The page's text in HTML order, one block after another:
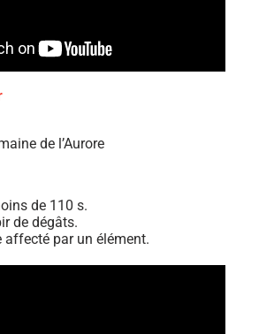
de l’Aurore
de 110 s.
de dégâts.
affecté par un élément.